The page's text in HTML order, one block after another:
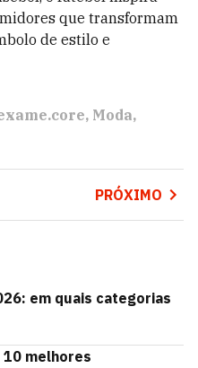
que transformam
de estilo e
Moda
PRÓXIMO
em quais categorias
melhores